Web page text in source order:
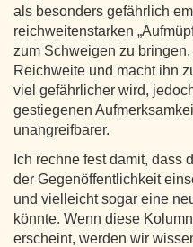
als besonders gefährlich
reichweitenstarken
zum Schweigen zu
Reichweite und macht ihn
viel gefährlicher wird,
gestiegenen
unangreifbarer.
Ich rechne fest damit, dass
der Gegenöffentlichkeit
und vielleicht sogar eine
könnte. Wenn diese
erscheint, werden wir